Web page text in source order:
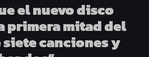
el nuevo disco
primera mitad del
canciones y